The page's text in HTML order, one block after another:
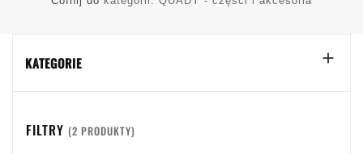
KATEGORIE 
FILTRY (2 PRODUKTY)